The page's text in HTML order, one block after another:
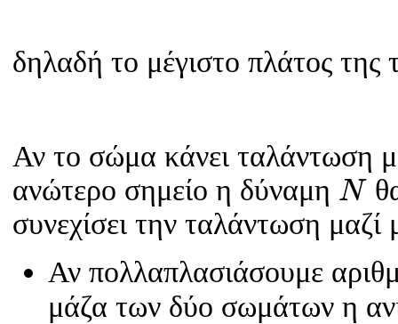
δηλαδή το μέγιστο πλάτος της
Αν το σώμα κάνει ταλάντωση
ανώτερο σημείο η δύναμη N
N
συνεχίσει την ταλάντωση μαζί
Αν πολλαπλασιάσουμε
μάζα των δύο σωμάτων η